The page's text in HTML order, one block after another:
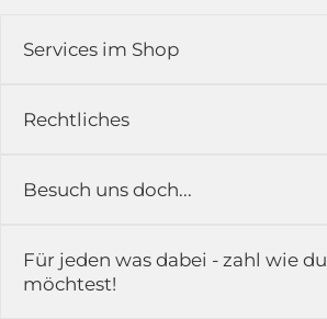
Rechtliches
Impressum
Rückgabe & Reklamation
Services im Shop
Versandkosten
Erfahrungsberichte & Bewertungen
Kontakt
Besuch uns doch...
in der Ausstellung...
Für jeden was dabei - zahl wie du
möchtest!